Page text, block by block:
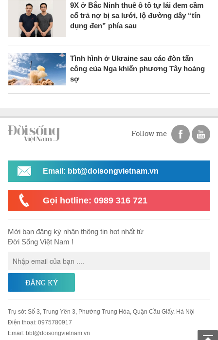
9X ở Bắc Ninh thuê ô tô tự lái đem cầm
cố trả nợ bị sa lưới, lộ đường dây “tín
dụng đen” phía sau
Tình hình ở Ukraine sau các đòn tấn
công của Nga khiến phương Tây hoảng
sợ
Follow me
Email: bbt@doisongvietnam.vn
Gọi hotline: 0989 316 721
Mời bạn đăng ký nhận thông tin hot nhất từ
Đời Sống Việt Nam !
ĐĂNG KÝ
Trụ sở: Số 3, Trung Yên 3, Phường Trung Hòa, Quận Cầu Giấy, Hà Nội
Điện thoại: 0975780917
Email : bbt@doisongvietnam.vn